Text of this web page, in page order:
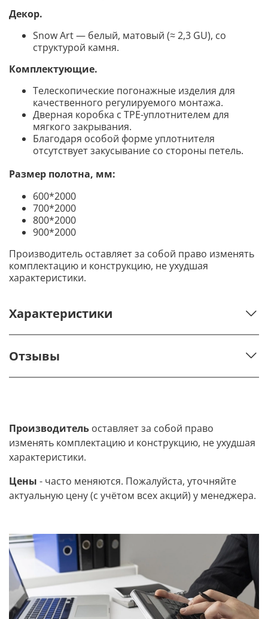
Декор.
Snow Art— белый, матовый (≈ 2,3 GU), со
структурой камня.
Комплектующие.
Телескопические погонажные изделия для
качественного регулируемого монтажа.
Дверная коробка с TPE-уплотнителем для
мягкого закрывания.
Благодаря особой форме уплотнителя
отсутствует закусывание со стороны петель.
Размер полотна, мм:
600*2000
700*2000
800*2000
900*2000
Производитель оставляет за собой право изменять
комплектацию и конструкцию, не ухудшая
характеристики.
Характеристики
Отзывы
Производитель оставляет за собой право
изменять комплектацию и конструкцию, не ухудшая
характеристики.
Цены - часто меняются. Пожалуйста, уточняйте
актуальную цену (с учётом всех акций) у менеджера.